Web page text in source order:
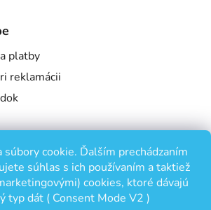
cookie. Ďalším prechádzaním
súhlas s ich používaním a taktiež
cookies, ktoré dávajú
typ dát ( Consent Mode V2 )
platby
reklamácii
osobných údajov